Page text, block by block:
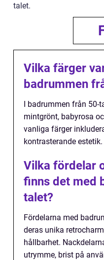
talet.
Vilka färger
badrummen
I badrummen från 50-
mintgrönt, babyrosa
vanliga färger
kontrasterande estetik.
Vilka fördelar
finns det med
talet?
Fördelarna med
deras unika
hållbarhet.
utrymme, brist på